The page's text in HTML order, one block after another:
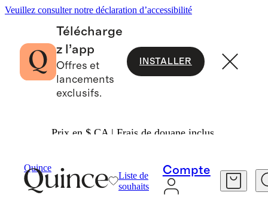
Veuillez consulter notre déclaration d’accessibilité
Télécharge
z l’app
Offres et
lancements
exclusifs.
INSTALLER
Prix en $ CA | Frais de douane inclus.
Quince
Liste de
souhaits
Compte